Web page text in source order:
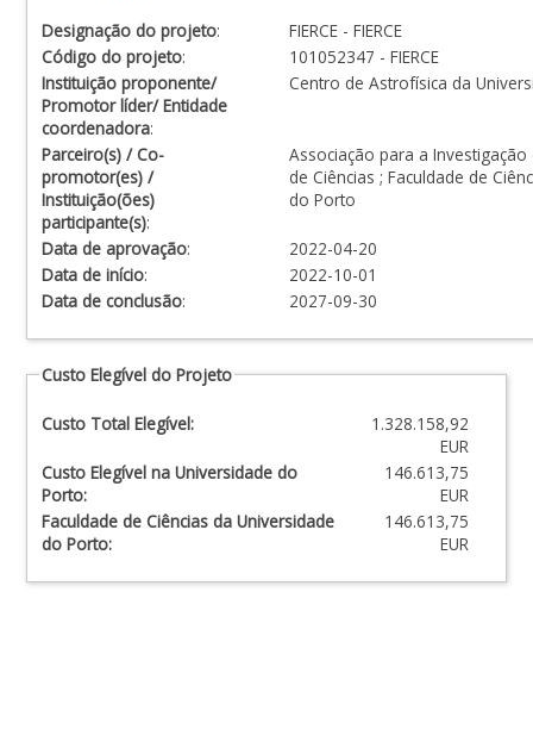
Designação do projeto:
FIERCE - FIERCE
Código do projeto:
101052347 - FIERCE
Instituição proponente/
Promotor líder/ Entidade
coordenadora:
Centro de Astrofísica da
Parceiro(s) / Co-
promotor(es) /
Instituição(ões)
participante(s):
Associação para a
de Ciências ; Faculdade de
do Porto
Data de aprovação:
2022-04-20
Data de início:
2022-10-01
Data de conclusão: 2027-09-30
Custo Elegível do Projeto
Custo Total Elegível:
1.328.158,92
EUR
Custo Elegível na Universidade do
Porto:
146.613,75
EUR
Faculdade de Ciências da Universidade
do Porto:
146.613,75
EUR